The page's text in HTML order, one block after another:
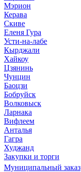
Мэрион
Керава
Скиве
Еленя Гура
Усти-на-лабе
Кырджали
Хайкоу
Цзянинь
Чунцин
Баоцзи
Бобруйск
Волковыск
Ларнака
Вифлеем
Анталья
Гагра
Худжанд
Закупки и торги
Муниципальный заказ